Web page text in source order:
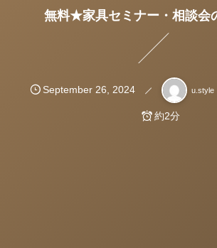
無料★家具セミナー・相談会
September 26 2024 u.style
約2分